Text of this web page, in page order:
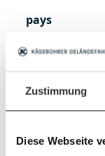
Zustimmung
Diese Webseite
pays
région